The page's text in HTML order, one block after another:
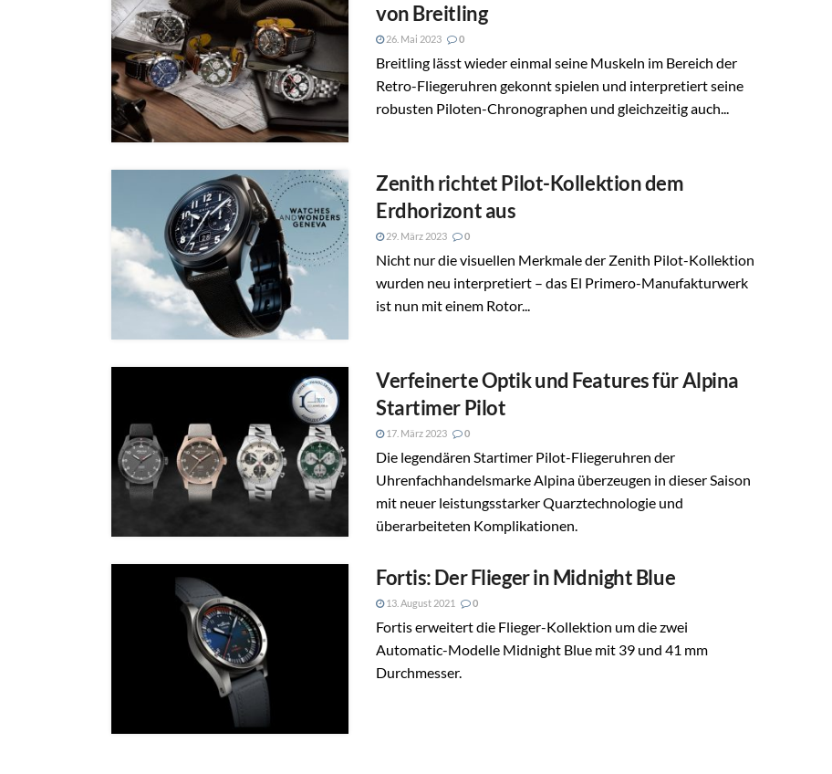
von Breitling
26. Mai 2023 0
Breitling lässt wieder einmal seine Muskeln im Bereich der
Retro-Fliegeruhren gekonnt spielen und interpretiert seine
robusten Piloten-Chronographen und gleichzeitig auch...
Zenith richtet Pilot-Kollektion dem
Erdhorizont aus
29. März 2023 0
Nicht nur die visuellen Merkmale der Zenith Pilot-Kollektion
wurden neu interpretiert – das El Primero-Manufakturwerk
ist nun mit einem Rotor...
Verfeinerte Optik und Features für Alpina
Startimer Pilot
17. März 2023 0
Die legendären Startimer Pilot-Fliegeruhren der
Uhrenfachhandelsmarke Alpina überzeugen in dieser Saison
mit neuer leistungsstarker Quarztechnologie und
überarbeiteten Komplikationen.
Fortis: Der Flieger in Midnight Blue
13. August 2021 0
Fortis erweitert die Flieger-Kollektion um die zwei
Automatic-Modelle Midnight Blue mit 39 und 41 mm
Durchmesser.